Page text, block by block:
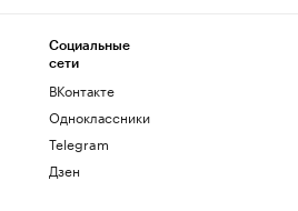
Социальные
сети
ВКонтакте
Одноклассники
Telegram
Дзен